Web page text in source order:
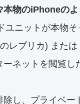
物のiPhoneの
ニットが本物
レプリカ) または
ネットを閲覧し
除し、プライベ